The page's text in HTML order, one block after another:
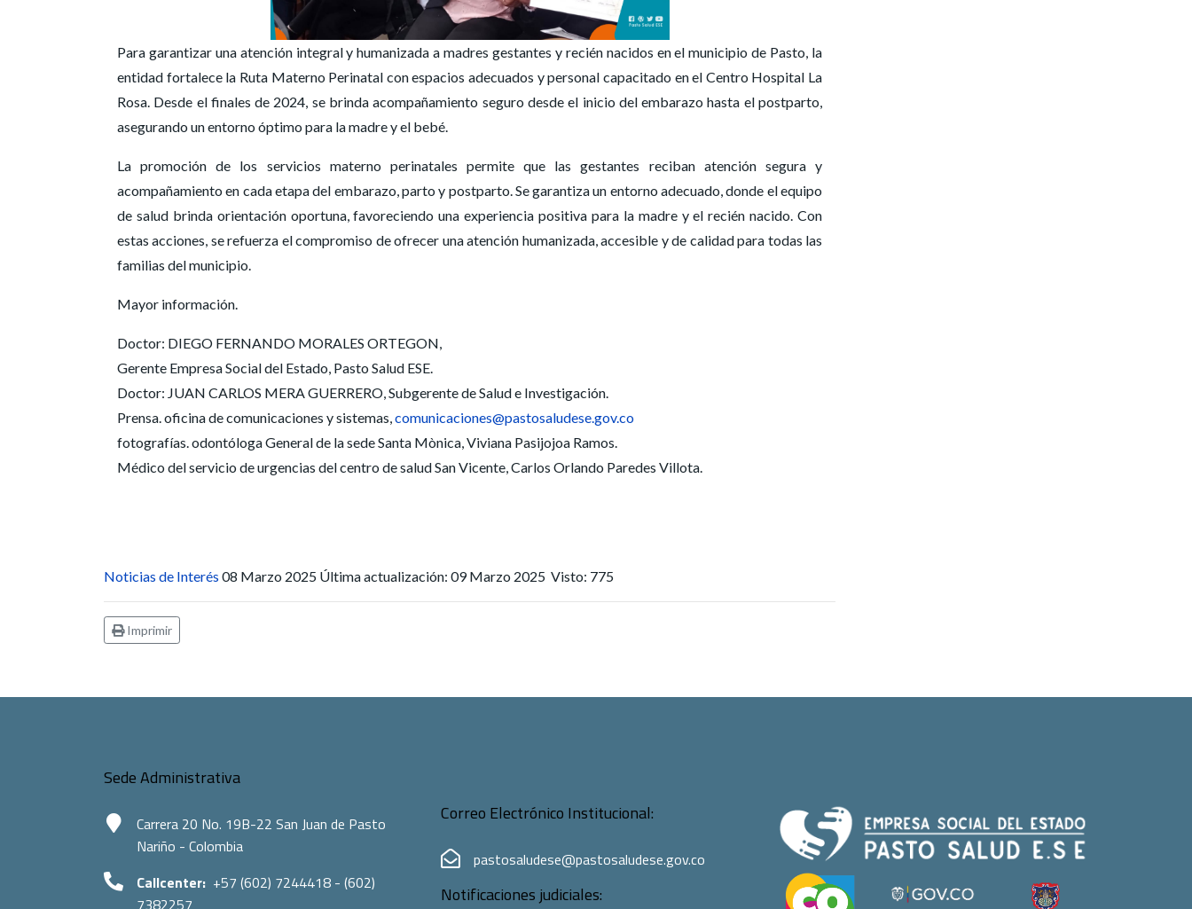
Para garantizar una atención integral y humanizada a madres gestantes y recién nacidos en el municipio de Pasto, la
entidad fortalece la Ruta Materno Perinatal con espacios adecuados y personal capacitado en el Centro Hospital La
Rosa. Desde el finales de 2024, se brinda acompañamiento seguro desde el inicio del embarazo hasta el postparto,
asegurando un entorno óptimo para la madre y el bebé.
La promoción de los servicios materno perinatales permite que las gestantes reciban atención segura y
acompañamiento en cada etapa del embarazo, parto y postparto. Se garantiza un entorno adecuado, donde el equipo
de salud brinda orientación oportuna, favoreciendo una experiencia positiva para la madre y el recién nacido. Con
estas acciones, se refuerza el compromiso de ofrecer una atención humanizada, accesible y de calidad para todas las
familias del municipio.
Mayor información.
Doctor: DIEGO FERNANDO MORALES ORTEGON,
Gerente Empresa Social del Estado, Pasto Salud ESE.
Doctor: JUAN CARLOS MERA GUERRERO, Subgerente de Salud e Investigación.
Prensa. oficina de comunicaciones y sistemas, comunicaciones@pastosaludese.gov.co
fotografías. odontóloga General de la sede Santa Mònica, Viviana Pasijojoa Ramos.
Médico del servicio de urgencias del centro de salud San Vicente, Carlos Orlando Paredes Villota.
Noticias de Interés 08 Marzo 2025 Última actualización: 09 Marzo 2025 Visto: 775
Imprimir
Sede Administrativa
Carrera 20 No. 19B-22 San Juan de Pasto
Nariño - Colombia
Callcenter: +57 (602) 7244418 - (602)
7382257
Correo Electrónico Institucional:
pastosaludese@pastosaludese.gov.co
Notificaciones judiciales: